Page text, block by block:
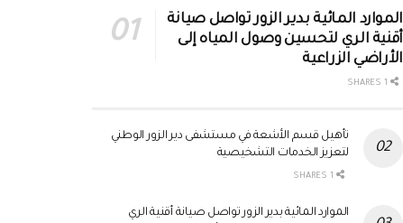
الموارد المائية بدير الزور تواصل صيانة
أقنية الري لتحسين وصول المياه إلى
الأراضي الزراعية
تأهيل قسم الأشعة في مستشفى دير الزور الوطني
لتعزيز الخدمات التشخيصية
الموارد المائية بدير الزور تواصل صيانة أقنية الري